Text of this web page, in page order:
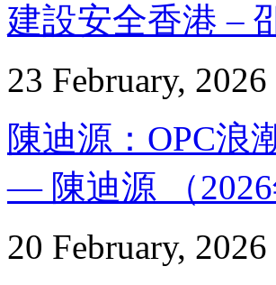
建設安全香港 –
23 February, 2026
陳迪源：OPC
— 陳迪源 （
20 February, 2026